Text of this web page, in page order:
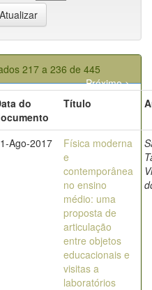
217 a 236 de 445
Próximo >
do
Título
Ago-2017
Física moderna
e
contemporânea
no ensino
médio: uma
proposta de
articulação
entre objetos
educacionais e
visitas a
laboratórios